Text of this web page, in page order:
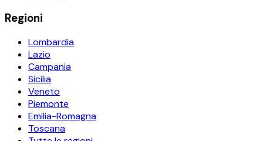
Regioni
Lombardia
Lazio
Campania
Sicilia
Veneto
Piemonte
Emilia-Romagna
Toscana